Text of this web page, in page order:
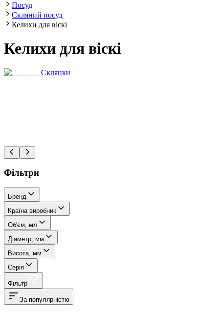
Посуд
Скляний посуд
Келихи для віскі
Келихи для віскі
Склянки
Фільтри
Бренд
Країна виробник
Об'єм, мл
Діаметр, мм
Висота, мм
Серія
Фільтр
За популярністю